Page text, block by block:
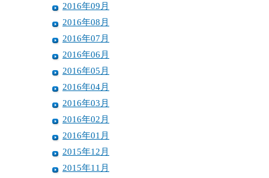
2016年09月
2016年08月
2016年07月
2016年06月
2016年05月
2016年04月
2016年03月
2016年02月
2016年01月
2015年12月
2015年11月